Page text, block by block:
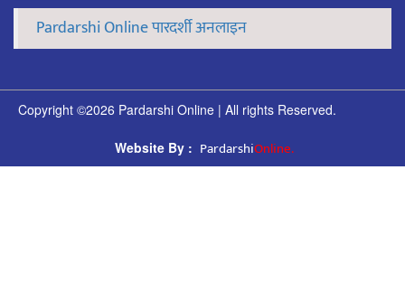
Pardarshi Online पारदर्शी अनलाइन
Copyright ©2026 Pardarshi Online | All rights Reserved.
Website By : PardarshiOnline.